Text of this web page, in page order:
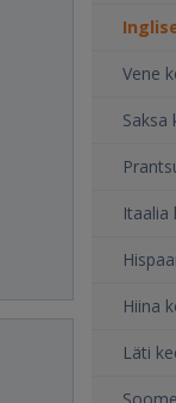
Vene
Saksa
Itaalia
Hiina
Läti